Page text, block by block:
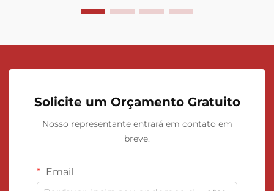
Solicite um Orçamento Gratuito
Nosso representante entrará em contato em
breve.
Email